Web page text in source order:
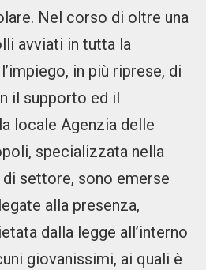
Nel corso di oltre una
avviati in tutta la
in più riprese, di
il supporto ed il
locale Agenzia delle
specializzata nella
settore, sono emerse
alla presenza,
dalla legge all’interno
giovanissimi, ai quali è